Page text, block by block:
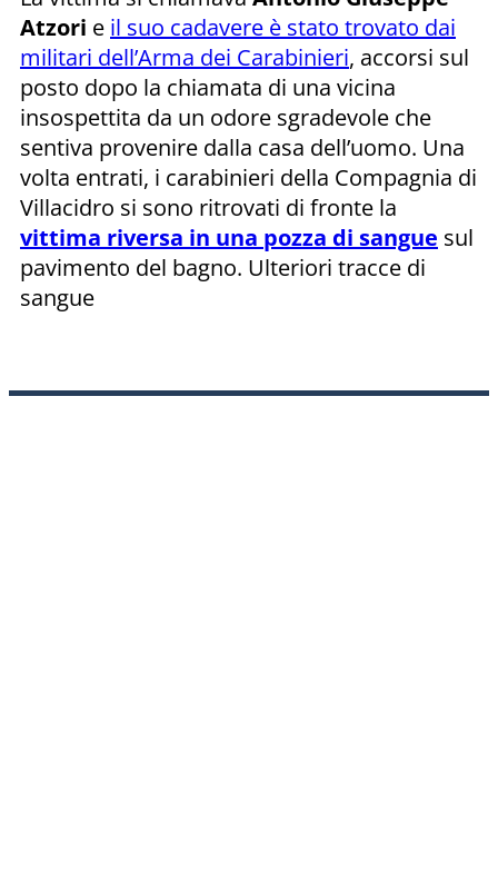
Atzori e il suo cadavere è stato trovato dai
militari dell’Arma dei Carabinieri, accorsi sul
posto dopo la chiamata di una vicina
insospettita da un odore sgradevole che
sentiva provenire dalla casa dell’uomo. Una
volta entrati, i carabinieri della Compagnia di
Villacidro si sono ritrovati di fronte la
vittima riversa in una pozza di sangue sul
pavimento del bagno. Ulteriori tracce di
sangue